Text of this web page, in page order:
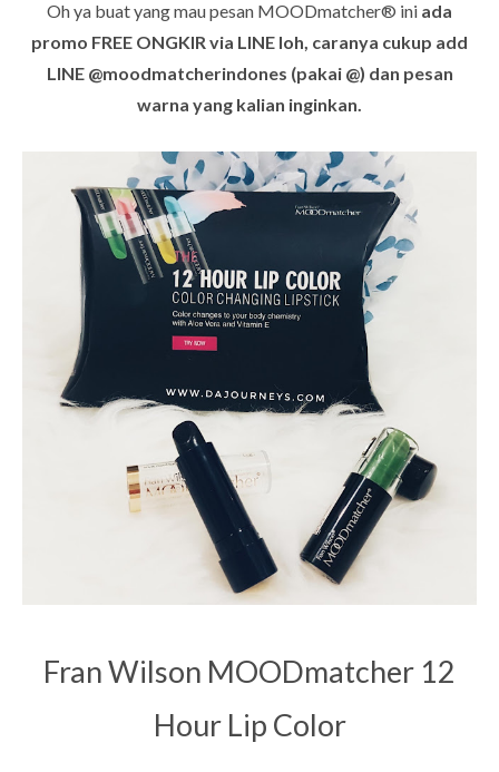
Oh ya buat yang mau pesan MOODmatcher® ini ada
promo FREE ONGKIR via LINE loh, caranya cukup add
LINE @moodmatcherindones (pakai @) dan pesan
warna yang kalian inginkan.
Fran Wilson MOODmatcher 12
Hour Lip Color